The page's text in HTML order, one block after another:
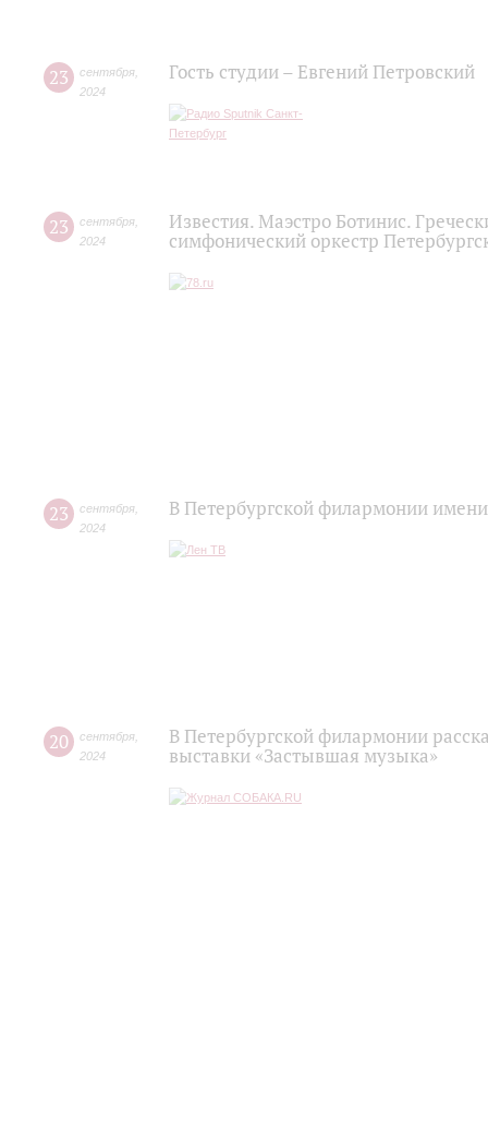
23 сентября
2024
Гость студии – Евгений Петровский
23 сентября
2024
Известия. Маэстро Ботинис.
симфонический оркестр
23 сентября
2024
В Петербургской филармонии
20 сентября
2024
В Петербургской филармонии
выставки «Застывшая музыка»